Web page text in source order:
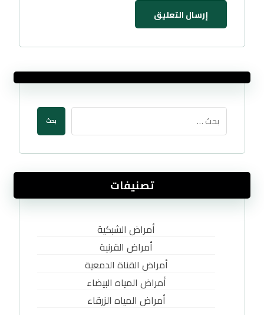
تصنيفات
أمراض الشبكية
أمراض القرنية
أمراض القناة الدمعية
أمراض المياه البيضاء
أمراض المياه الزرقاء